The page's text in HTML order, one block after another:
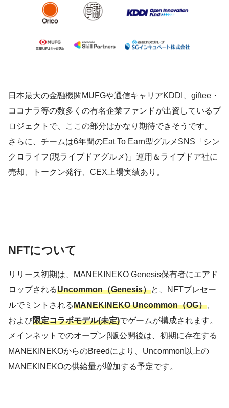
日本最大の金融機関MUFGや通信キャリアKDDI、giftee・
ココナラ等の数多くの有名企業ファンドが出資しているプ
ロジェクトで、ここの部分はかなり期待できそうです。
さらに、チームは6年間のEat To Earn型グルメSNS「シン
クロライフ(現ライブドアグルメ)」運用＆ライブドア社に
売却、トークン発行、CEX上場実績あり。
NFTについて
リリース初期は、MANEKINEKO Genesis保有者にエアド
ロップされるUncommon（Genesis）と、NFTプレセー
ルでミントされるMANEKINEKO Uncommon（OG）、
および限定コラボモデル(未定)でゲームが構成されます。
メインネットでのオープンβ版公開後は、初期に存在する
MANEKINEKOからのBreedにより、Uncommon以上の
MANEKINEKOの供給量が増加する予定です。